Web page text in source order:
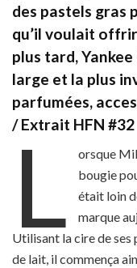
des pastels gras
qu’il voulait
plus tard,
large et la plus
parfumées,
/ Extrait HFN #32
L
orsque
bougie
était loin
marque
Utilisant la cire de ses
de lait, il commença